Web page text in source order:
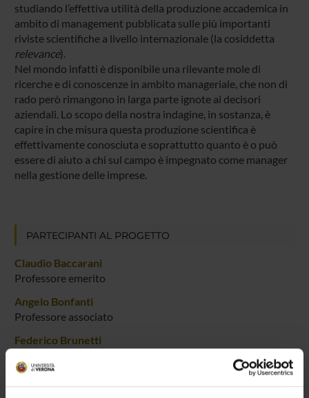
studiando l’effettiva utilità della produzione accademica in
ambito di management pubblicata sulle più importanti
riviste scientifiche a livello internazionale (la cosiddetta
relevance).
Nel mondo infatti è disponibile una rilevante mole di
ricerche e di conoscenze in ambito manageriale, che non di
rado però rimangono in larga parte ignote ai decisori
aziendali. Lo scopo della nostra indagine, in sostanza, è
capire in che misura questa produzione scientifica è
effettivamente conosciuta e soprattutto quanto è o può
essere di aiuto a chi sul campo è impegnato come manager
nella gestione delle imprese.
PARTECIPANTI AL PROGETTO
Claudio Baccarani
Professore emerito
Angelo Bonfanti
Professore associato
Federico Brunetti